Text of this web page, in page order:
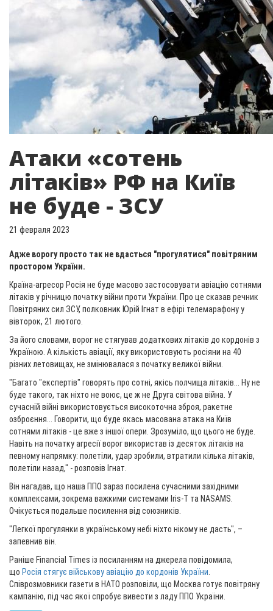
Атаки «сотень
літаків» РФ на Київ
не буде - ЗСУ
21 февраля 2023
Адже ворогу просто так не вдасться "прогулятися" повітряним
простором України.
Країна-агресор Росія не буде масово застосовувати авіацію сотнями
літаків у річницю початку війни проти України. Про це сказав речник
Повітряних сил ЗСУ, полковник Юрій Ігнат в ефірі телемарафону у
вівторок, 21 лютого.
За його словами, ворог не стягував додаткових літаків до кордонів з
Україною. А кількість авіації, яку використовують росіяни на 40
різних летовищах, не змінювалася з початку великої війни.
"Багато "експертів" говорять про сотні, якісь полчища літаків... Ну не
буде такого, так ніхто не воює, це ж не Друга світова війна. У
сучасній війні використовується високоточна зброя, ракетне
озброєння... Говорити, що буде якась масована атака на Київ
сотнями літаків - це вже з іншої опери. Зрозуміло, що цього не буде.
Навіть на початку агресії ворог використав із десяток літаків на
певному напрямку: полетіли, удар зробили, втратили кілька літаків,
полетіли назад," - розповів Ігнат.
Він нагадав, що наша ППО зараз посилена сучасними західними
комплексами, зокрема важкими системами Iris-T та NASAMS.
Очікується подальше посилення від союзників.
"Легкої прогулянки в українському небі ніхто нікому не дасть", –
запевнив він.
Раніше Financial Times із посиланням на джерела повідомила,
що Росія стягує військову авіацію до кордонів України
Співрозмовники газети в НАТО розповіли, що Москва готує повітряну
кампанію, під час якої спробує вивести з ладу ППО України.